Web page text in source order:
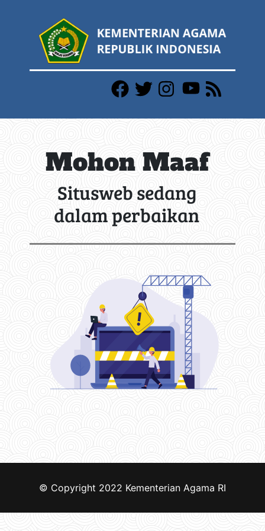
Mohon Maaf
Situsweb sedang
dalam perbaikan
© Copyright 2022 Kementerian Agama RI